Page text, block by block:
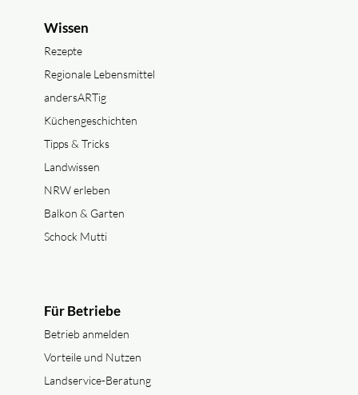
Wissen
Rezepte
Regionale Lebensmittel
andersARTig
Küchengeschichten
Tipps & Tricks
Landwissen
NRW erleben
Balkon & Garten
Schock Mutti
Für Betriebe
Betrieb anmelden
Vorteile und Nutzen
Landservice-Beratung